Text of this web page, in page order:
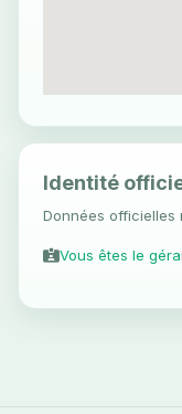
Identité
Données officielles
Vous êtes le